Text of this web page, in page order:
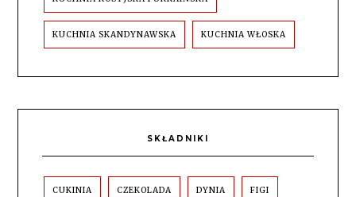
KUCHNIA SKANDYNAWSKA KUCHNIA WŁOSKA
SKŁADNIKI
CUKINIA CZEKOLADA DYNIA FIGI